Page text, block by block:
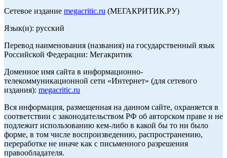
Сетевое издание megacritic.ru (МЕГАКРИТИК.РУ)
Язык(и): русский
Перевод наименования (названия) на государственный язык
Российской Федерации: Мегакритик
Доменное имя сайта в информационно-
телекоммуникационной сети «Интернет» (для сетевого
издания): megacritic.ru
Вся информация, размещенная на данном сайте, охраняется в
соответствии с законодательством РФ об авторском праве и не
подлежит использованию кем-либо в какой бы то ни было
форме, в том числе воспроизведению, распространению,
переработке не иначе как с письменного разрешения
правообладателя.